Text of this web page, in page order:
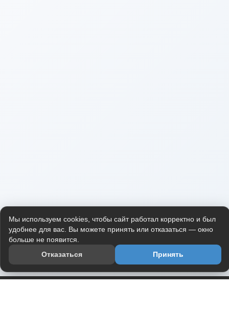
Мы используем cookies, чтобы сайт работал корректно и был
удобнее для вас. Вы можете принять или отказаться — окно
больше не появится.
Отказаться
Принять